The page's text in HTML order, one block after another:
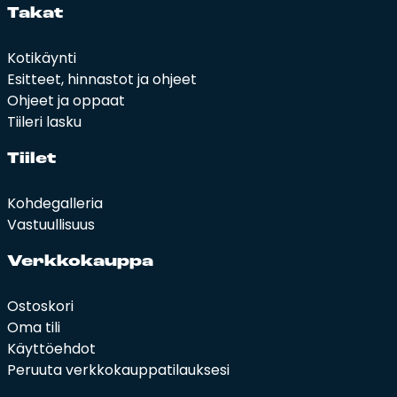
Ta­kat
Kotikäynti
Esitteet, hinnastot ja ohjeet
Ohjeet ja oppaat
Tiileri lasku
Tii­let
Kohdegalleria
Vastuullisuus
Verk­ko­kaup­pa
Ostoskori
Oma tili
Käyttöehdot
Peruuta verkkokauppatilauksesi